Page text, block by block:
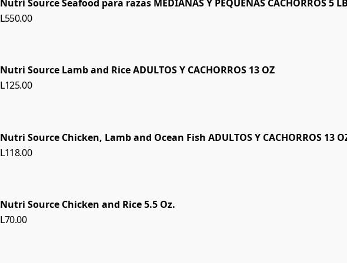
Nutri Source Seafood para razas MEDIANAS Y PEQUEÑAS CACHORROS 5
L550.00
Nutri Source Lamb and Rice ADULTOS Y CACHORROS 13 OZ
L125.00
Nutri Source Chicken, Lamb and Ocean Fish ADULTOS Y CACHORROS 13
L118.00
Nutri Source Chicken and Rice 5.5 Oz.
L70.00